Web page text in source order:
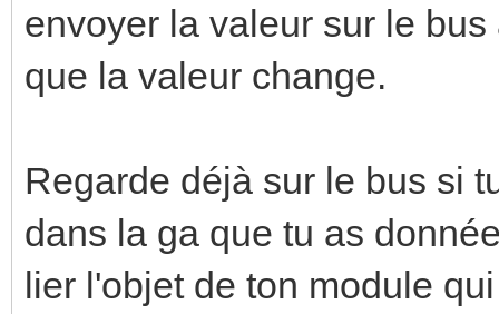
envoyer la valeur sur le
que la valeur change.
Regarde déjà sur le bus si
dans la ga que tu as
lier l'objet de ton module